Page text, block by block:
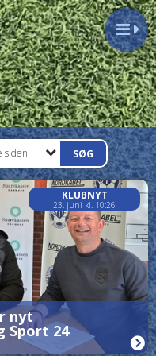
siden
KLUBNYT
23. juni kl. 10:26
nyt
Sport 24